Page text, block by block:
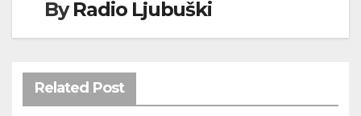
ByRadio Ljubuški
Related Post